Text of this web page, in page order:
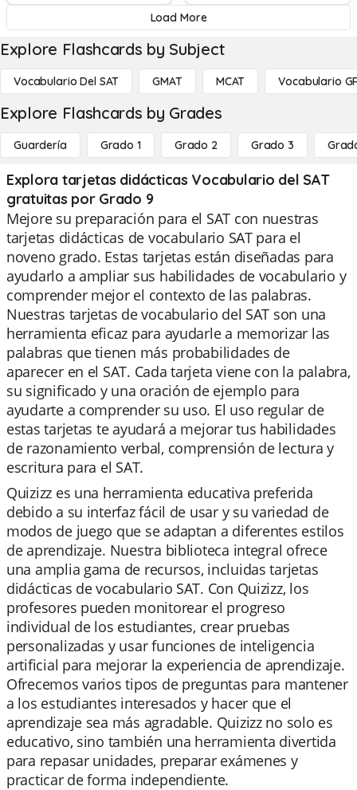
Load More
Explore Flashcards by Subject
Vocabulario Del SAT GMAT MCAT Vocabulario
Explore Flashcards by Grades
Guardería Grado 1 Grado 2 Grado 3
Explora tarjetas didácticas Vocabulario del SAT
gratuitas por Grado 9
Mejore su preparación para el SAT con nuestras
tarjetas didácticas de vocabulario SAT para el
noveno grado. Estas tarjetas están diseñadas para
ayudarlo a ampliar sus habilidades de vocabulario y
comprender mejor el contexto de las palabras.
Nuestras tarjetas de vocabulario del SAT son una
herramienta eficaz para ayudarle a memorizar las
palabras que tienen más probabilidades de
aparecer en el SAT. Cada tarjeta viene con la palabra,
su significado y una oración de ejemplo para
ayudarte a comprender su uso. El uso regular de
estas tarjetas te ayudará a mejorar tus habilidades
de razonamiento verbal, comprensión de lectura y
escritura para el SAT.
Quizizz es una herramienta educativa preferida
debido a su interfaz fácil de usar y su variedad de
modos de juego que se adaptan a diferentes estilos
de aprendizaje. Nuestra biblioteca integral ofrece
una amplia gama de recursos, incluidas tarjetas
didácticas de vocabulario SAT. Con Quizizz, los
profesores pueden monitorear el progreso
individual de los estudiantes, crear pruebas
personalizadas y usar funciones de inteligencia
artificial para mejorar la experiencia de aprendizaje.
Ofrecemos varios tipos de preguntas para mantener
a los estudiantes interesados y hacer que el
aprendizaje sea más agradable. Quizizz no solo es
educativo, sino también una herramienta divertida
para repasar unidades, preparar exámenes y
practicar de forma independiente.